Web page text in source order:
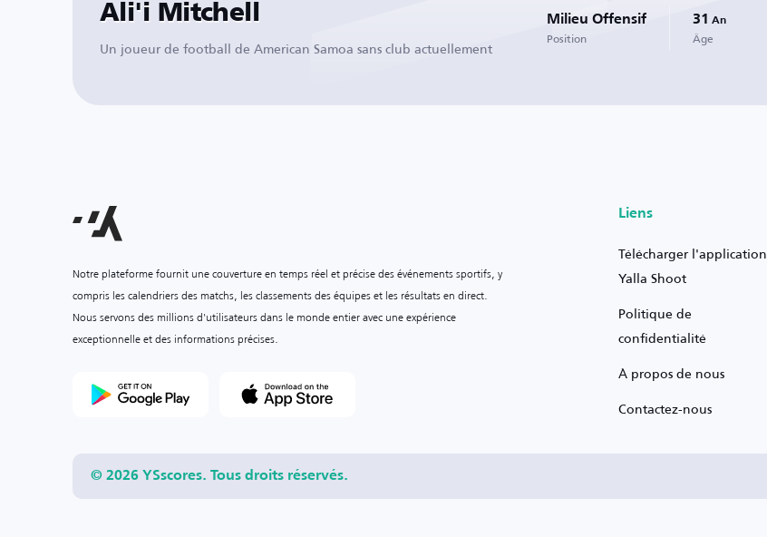
Ali'i Mitchell
Un joueur de football de American Samoa sans club actuellement
Milieu Offensif
Position
31 An
Âge
Notre plateforme fournit une couverture en temps réel et précise des événements sportifs, y
compris les calendriers des matchs, les classements des équipes et les résultats en direct.
Nous servons des millions d'utilisateurs dans le monde entier avec une expérience
exceptionnelle et des informations précises.
Liens
Télécharger l'application
Yalla Shoot
Politique de
confidentialité
À propos de nous
Contactez-nous
© 2026 YSscores. Tous droits réservés.